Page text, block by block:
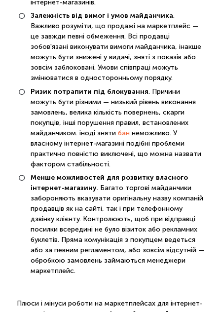
інтернет-магазинів.
Залежність від вимог і умов майданчика.
Важливо розуміти, що продажі на маркетплейс —
це завжди певні обмеження. Всі продавці
зобов'язані виконувати вимоги майданчика, інакше
можуть бути знижені у видачі, зняті з показів або
зовсім заблоковані. Умови співпраці можуть
змінюватися в односторонньому порядку.
Ризик потрапити під блокування. Причини
можуть бути різними — низький рівень виконання
замовлень, велика кількість повернень, скарги
покупців, інші порушення правил, встановлених
майданчиком. іноді зняти бан неможливо. У
власному інтернет-магазині подібні проблеми
практично повністю виключені, що можна назвати
фактором стабільності.
Менше можливостей для розвитку власного
інтернет-магазину. Багато торгові майданчики
забороняють вказувати оригінальну назву компаній
продавців як на сайті, так і при телефонному
дзвінку клієнту. Контролюють, щоб при відправці
посилки всередині не було візиток або рекламних
буклетів. Пряма комунікація з покупцем ведеться
або за певним регламентом, або зовсім відсутній —
обробкою замовлень займаються менеджери
маркетплейс.
Плюси і мінуси роботи на маркетплейсах для інтернет-